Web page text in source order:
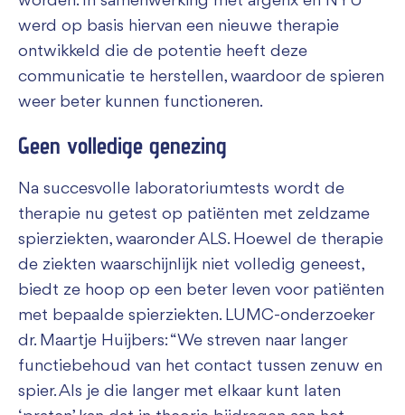
werd op basis hiervan een nieuwe therapie
ontwikkeld die de potentie heeft deze
communicatie te herstellen, waardoor de spieren
weer beter kunnen functioneren.
Geen volledige genezing
Na succesvolle laboratoriumtests wordt de
therapie nu getest op patiënten met zeldzame
spierziekten, waaronder ALS. Hoewel de therapie
de ziekten waarschijnlijk niet volledig geneest,
biedt ze hoop op een beter leven voor patiënten
met bepaalde spierziekten. LUMC-onderzoeker
dr. Maartje Huijbers: “We streven naar langer
functiebehoud van het contact tussen zenuw en
spier. Als je die langer met elkaar kunt laten